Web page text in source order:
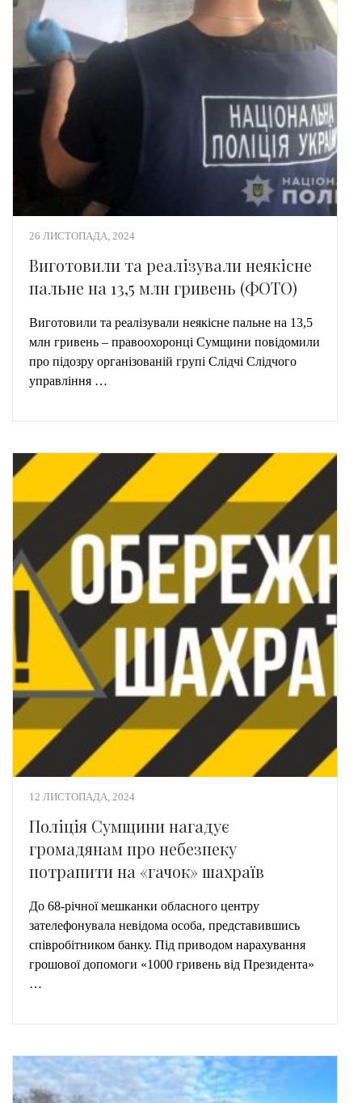
26 ЛИСТОПАДА, 2024
Виготовили та реалізували неякісне
пальне на 13,5 млн гривень (ФОТО)
Виготовили та реалізували неякісне пальне на 13,5
млн гривень – правоохоронці Сумщини повідомили
про підозру організованій групі Слідчі Слідчого
управління …
12 ЛИСТОПАДА, 2024
Поліція Сумщини нагадує
громадянам про небезпеку
потрапити на «гачок» шахраїв
До 68-річної мешканки обласного центру
зателефонувала невідома особа, представившись
співробітником банку. Під приводом нарахування
грошової допомоги «1000 гривень від Президента»
…